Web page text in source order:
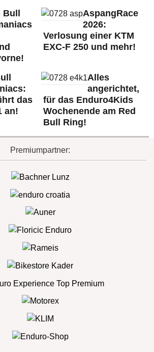
AspangRace
2026:
Verlosung einer KTM
EXC-F 250 und mehr!
das
an!
Alles
angerichtet,
für das Enduro4Kids
Wochenende am Red
Bull Ring!
Premiumpartner: